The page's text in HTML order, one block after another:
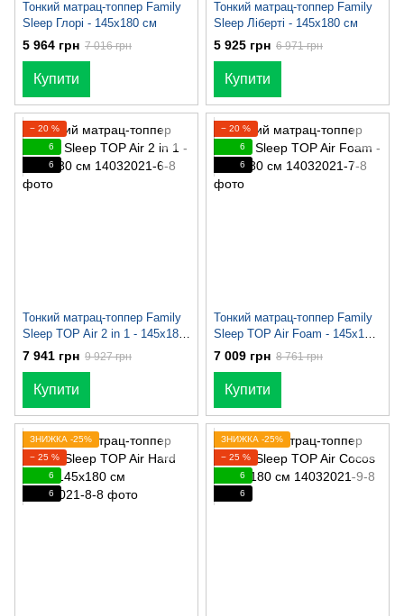
Тонкий матрац-топпер Family
Sleep Глорі - 145х180 см
5 964 грн 7 016 грн
Купити
Тонкий матрац-топпер Family
Sleep Ліберті - 145х180 см
5 925 грн 6 971 грн
Купити
− 20 %
6
6
Тонкий матрац-топпер Family
Sleep TOP Air 2 in 1 - 145х180
см
7 941 грн 9 927 грн
Купити
− 20 %
6
6
Тонкий матрац-топпер Family
Sleep TOP Air Foam - 145х180
см
7 009 грн 8 761 грн
Купити
ЗНИЖКА -25%
− 25 %
6
6
ЗНИЖКА -25%
− 25 %
6
6